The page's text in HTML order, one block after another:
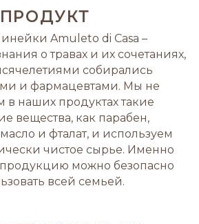
ПРОДУКТ
Amuleto di Casa –
о травах и их сочетаниях,
собирались
и фармацевтами. Мы не
наших продуктах такие
вещества, как парабен,
и фталат, и используем
чистое сырье. Именно
можно безопасно
всей семьей.